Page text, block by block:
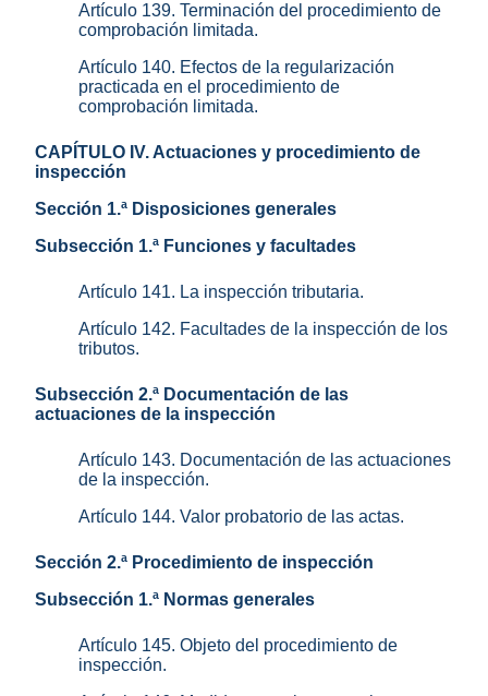
Artículo 139. Terminación del procedimiento de
comprobación limitada.
Artículo 140. Efectos de la regularización
practicada en el procedimiento de
comprobación limitada.
CAPÍTULO IV. Actuaciones y procedimiento de
inspección
Sección 1.ª Disposiciones generales
Subsección 1.ª Funciones y facultades
Artículo 141. La inspección tributaria.
Artículo 142. Facultades de la inspección de los
tributos.
Subsección 2.ª Documentación de las
actuaciones de la inspección
Artículo 143. Documentación de las actuaciones
de la inspección.
Artículo 144. Valor probatorio de las actas.
Sección 2.ª Procedimiento de inspección
Subsección 1.ª Normas generales
Artículo 145. Objeto del procedimiento de
inspección.